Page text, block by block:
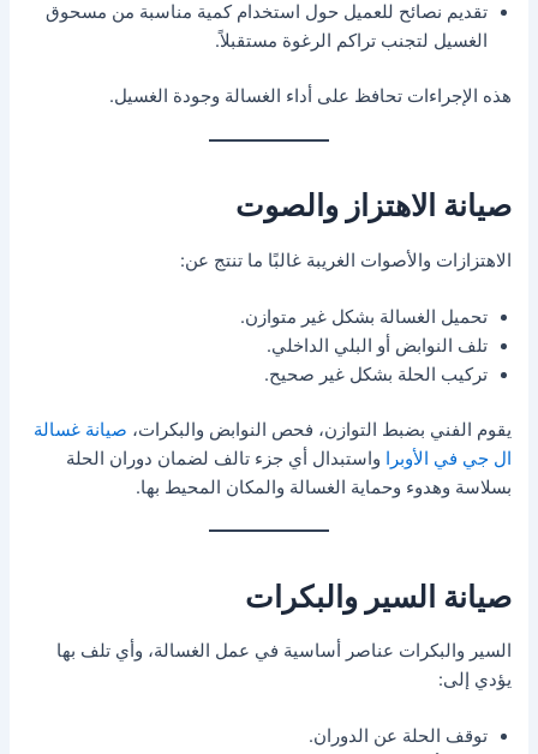
تقديم نصائح للعميل حول استخدام كمية مناسبة من مسحوق
الغسيل لتجنب تراكم الرغوة مستقبلاً.
هذه الإجراءات تحافظ على أداء الغسالة وجودة الغسيل.
صيانة الاهتزاز والصوت
الاهتزازات والأصوات الغريبة غالبًا ما تنتج عن:
تحميل الغسالة بشكل غير متوازن.
تلف النوابض أو البلي الداخلي.
تركيب الحلة بشكل غير صحيح.
يقوم الفني بضبط التوازن، فحص النوابض والبكرات، صيانة غسالة
ال جي في الأوبرا واستبدال أي جزء تالف لضمان دوران الحلة
بسلاسة وهدوء وحماية الغسالة والمكان المحيط بها.
صيانة السير والبكرات
السير والبكرات عناصر أساسية في عمل الغسالة، وأي تلف بها
يؤدي إلى:
توقف الحلة عن الدوران.